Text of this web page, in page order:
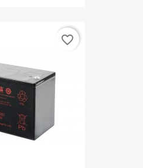
favorite_border